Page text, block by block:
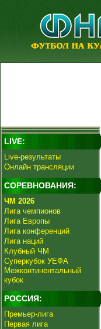
LIVE:
Live-результаты
Онлайн трансляции
СОРЕВНОВАНИЯ:
ЧМ 2026
Лига чемпионов
Лига Европы
Лига конференций
Лига наций
Клубный ЧМ
Суперкубок УЕФА
Межконтинентальный
кубок
РОССИЯ:
Премьер-лига
Первая лига